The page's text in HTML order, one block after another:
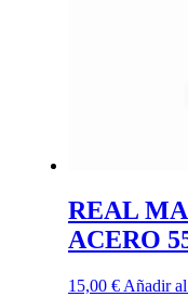
REAL
ACERO
15,00 € Añadir